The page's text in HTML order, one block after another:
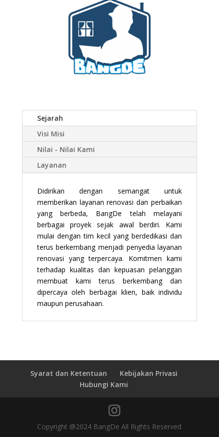
Sejarah
Visi Misi
Nilai - Nilai Kami
Layanan
Didirikan dengan semangat untuk
memberikan layanan renovasi dan perbaikan
yang berbeda, BangDe telah melayani
berbagai proyek sejak awal berdiri. Kami
mulai dengan tim kecil yang berdedikasi dan
terus berkembang menjadi penyedia layanan
renovasi yang terpercaya. Komitmen kami
terhadap kualitas dan kepuasan pelanggan
membuat kami terus berkembang dan
dipercaya oleh berbagai klien, baik individu
maupun perusahaan.
Syarat dan Ketentuan
Kebijakan Privasi
Hubungi Kami
Copyright @2024 BangDe All Rights Reserved